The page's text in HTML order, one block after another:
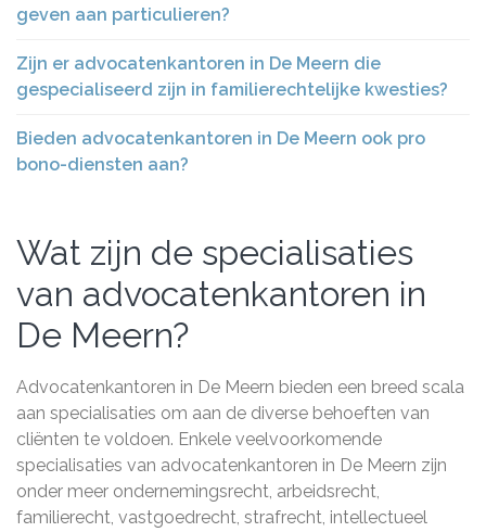
geven aan particulieren?
Zijn er advocatenkantoren in De Meern die
gespecialiseerd zijn in familierechtelijke kwesties?
Bieden advocatenkantoren in De Meern ook pro
bono-diensten aan?
Wat zijn de specialisaties
van advocatenkantoren in
De Meern?
Advocatenkantoren in De Meern bieden een breed scala
aan specialisaties om aan de diverse behoeften van
cliënten te voldoen. Enkele veelvoorkomende
specialisaties van advocatenkantoren in De Meern zijn
onder meer ondernemingsrecht, arbeidsrecht,
familierecht, vastgoedrecht, strafrecht, intellectueel